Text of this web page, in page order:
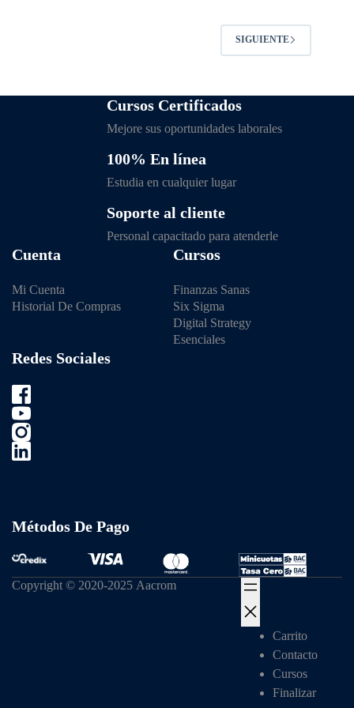
SIGUIENTE
Cursos Certificados
Mejore sus oportunidades laborales
100% En línea
Estudia en cualquier lugar
Soporte al cliente
Personal capacitado para atenderle
Cuenta
Mi Cuenta
Historial De Compras
Cursos
Finanzas Sanas
Six Sigma
Digital Strategy
Esenciales
Redes Sociales
Métodos De Pago
Copyright © 2020-2025 Aacrom
Carrito
Contacto
Cursos
Finalizar